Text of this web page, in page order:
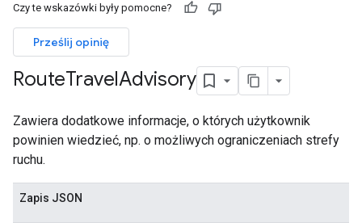
Czy te wskazówki były pomocne?
Prześlij opinię
RouteTravelAdvisory
Zawiera dodatkowe informacje, o których użytkownik
powinien wiedzieć, np. o możliwych ograniczeniach strefy
ruchu.
Zapis JSON